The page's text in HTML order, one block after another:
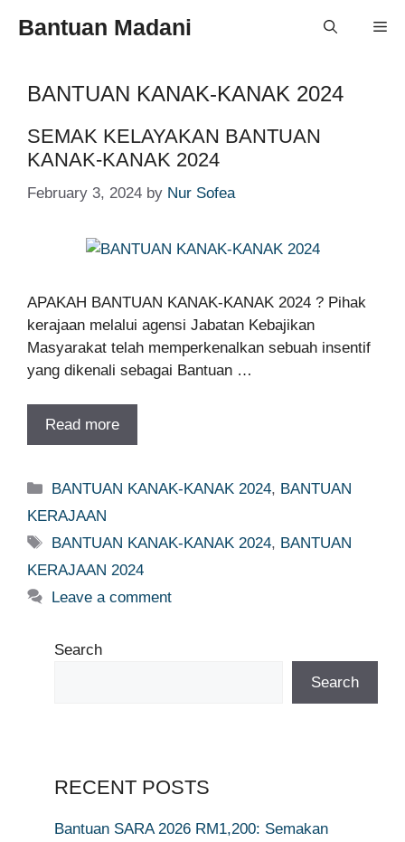
Bantuan Madani
BANTUAN KANAK-KANAK 2024
SEMAK KELAYAKAN BANTUAN
KANAK-KANAK 2024
February 3, 2024 by Nur Sofea
APAKAH BANTUAN KANAK-KANAK 2024 ? Pihak
kerajaan melalui agensi Jabatan Kebajikan
Masyarakat telah memperkenalkan sebuah insentif
yang dikenali sebagai Bantuan …
Read more
Categories
BANTUAN KANAK-KANAK 2024, BANTUAN
KERAJAAN
Tags
BANTUAN KANAK-KANAK 2024, BANTUAN
KERAJAAN 2024
Leave a comment
Search
Search
RECENT POSTS
Bantuan SARA 2026 RM1,200: Semakan